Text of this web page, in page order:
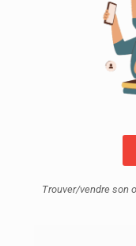
Trouver/vendre son